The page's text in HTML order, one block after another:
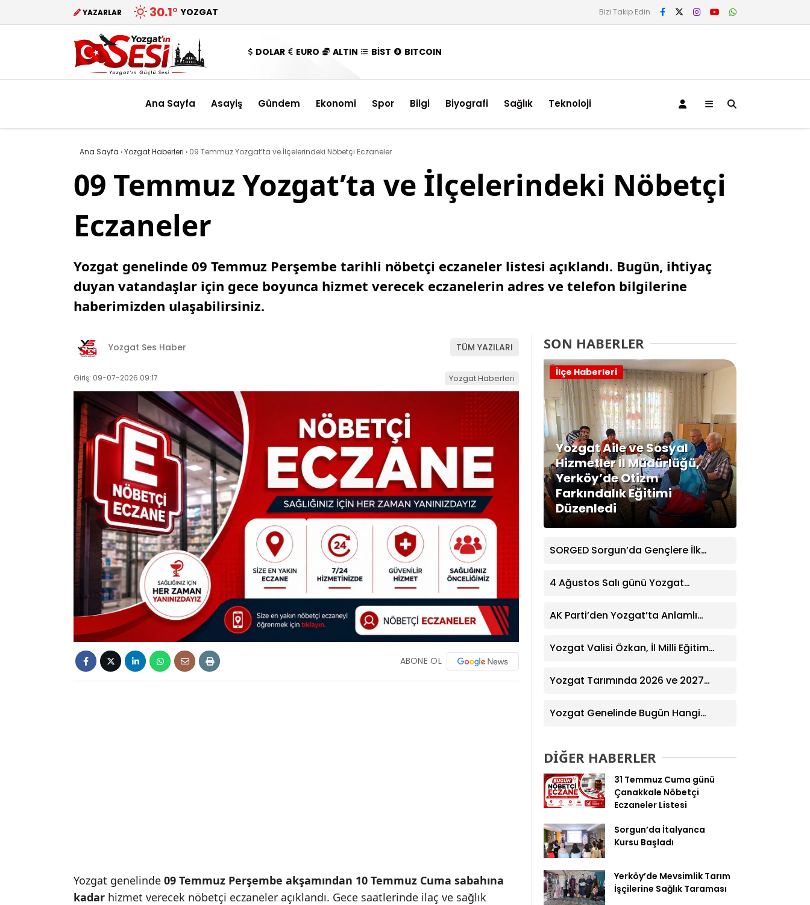
YAZARLAR 30.1° YOZGAT Bizi Takip Edin
DOLAR EURO ALTIN BİST BITCOIN
Ana Sayfa Asayiş Gündem Ekonomi Spor Bilgi Biyografi Sağlık Teknoloji
Ana Sayfa ›Yozgat Haberleri › 09 Temmuz Yozgat’ta ve İlçelerindeki Nöbetçi Eczaneler
09 Temmuz Yozgat’ta ve İlçelerindeki Nöbetçi
Eczaneler
Yozgat genelinde 09 Temmuz Perşembe tarihli nöbetçi eczaneler listesi açıklandı. Bugün, ihtiyaç
duyan vatandaşlar için gece boyunca hizmet verecek eczanelerin adres ve telefon bilgilerine
haberimizden ulaşabilirsiniz.
Yozgat Ses Haber TÜM YAZILARI
Giriş: 09-07-2026 09:17 Yozgat Haberleri
ABONE OL
Yozgat genelinde 09 Temmuz Perşembe akşamından 10 Temmuz Cuma sabahına
kadar hizmet verecek nöbetçi eczaneler açıklandı. Gece saatlerinde ilaç ve sağlık
SON HABERLER
Yozgat Aile ve Sosyal
Hizmetler İl Müdürlüğü,
Yerköy’de Otizm
Farkındalık Eğitimi
Düzenledi
İlçe Haberleri
SORGED Sorgun’da Gençlere İlk
4 Ağustos Salı günü Yozgat
Eczane
AK Parti’den Yozgat’ta Anlamlı
Dernek Üyeleriyle Buluştu
Yozgat Valisi Özkan, İl Milli Eğitim
Yozgat Tarımında 2026 ve 2027
Yozgat Genelinde Bugün Hangi
DİĞER HABERLER
31 Temmuz Cuma günü
Çanakkale Nöbetçi
Eczaneler Listesi
Sorgun’da İtalyanca
Kursu Başladı
Yerköy’de Mevsimlik Tarım
İşçilerine Sağlık Taraması